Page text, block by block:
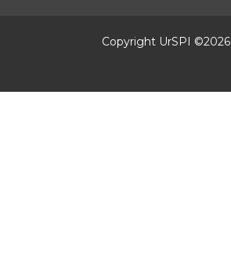
Copyright UrSPI ©2026